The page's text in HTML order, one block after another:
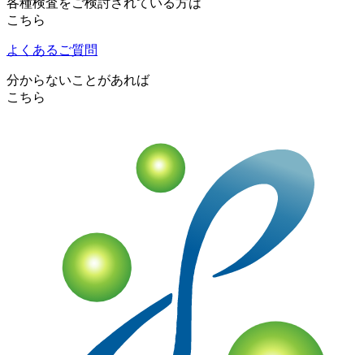
各種検査をご検討されている方は
こちら
よくあるご質問
分からないことがあれば
こちら